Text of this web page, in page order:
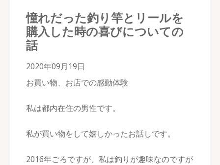
憧れだった釣り竿とリールを
購入した時の喜びについての
話
2020年09月19日
お買い物、お店での感動体験
私は都内在住の男性です。
私が買い物をして嬉しかったお話しです。
2016年ごろですが、私は釣りが趣味なのですが